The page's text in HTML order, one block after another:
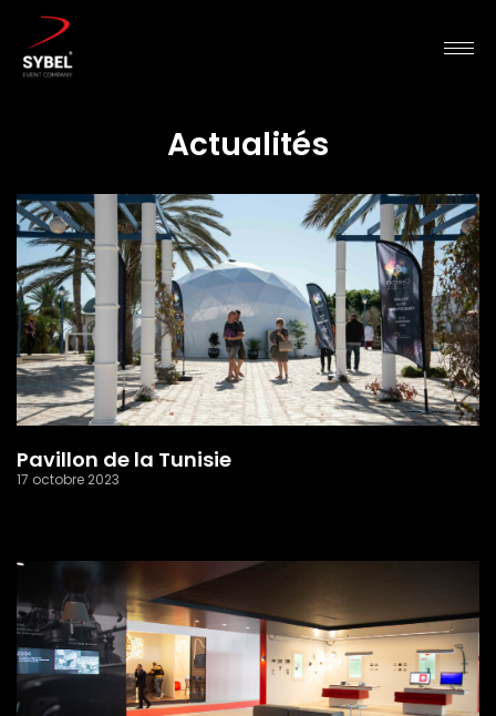
Actualités
Pavillon de la Tunisie
17 octobre 2023